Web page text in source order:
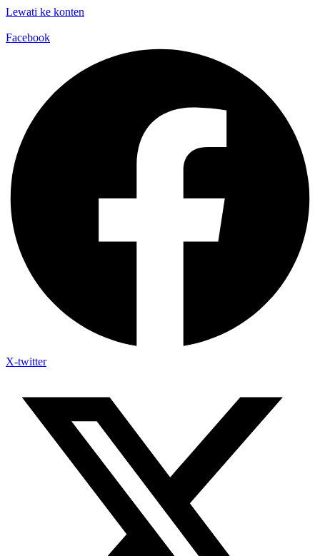
Lewati ke konten
Facebook
X-twitter